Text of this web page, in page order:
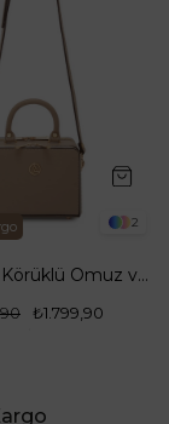
2
Piramit Çift Körüklü Omuz ve El Çantası Bej ARM168
₺1.799,90